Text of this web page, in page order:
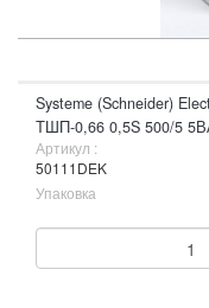
Systeme (Schneider)
ТШП-0,66 0,5S 500/5
Артикул :
50111DEK
Упаковка